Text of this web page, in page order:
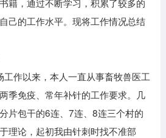
己的工作水平。现将工作情况总结
作以来，本人一直从事畜牧兽医工
季免疫、常年补针的工作要求。几
片包干的6连、7连、8连三个村的
理论，起初我由针刺时找不准部